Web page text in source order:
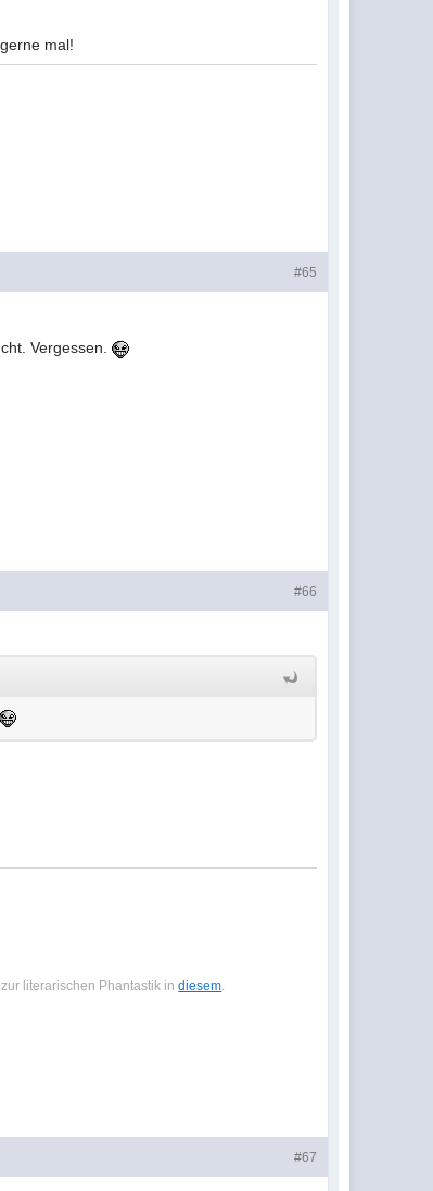
mal!
#65
Vergessen.
#66
literarischen Phantastik indiesem
#67